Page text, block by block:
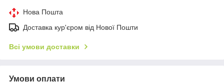
Нова Пошта
Доставка кур'єром від Нової Пошти
Всі умови доставки
Умови оплати